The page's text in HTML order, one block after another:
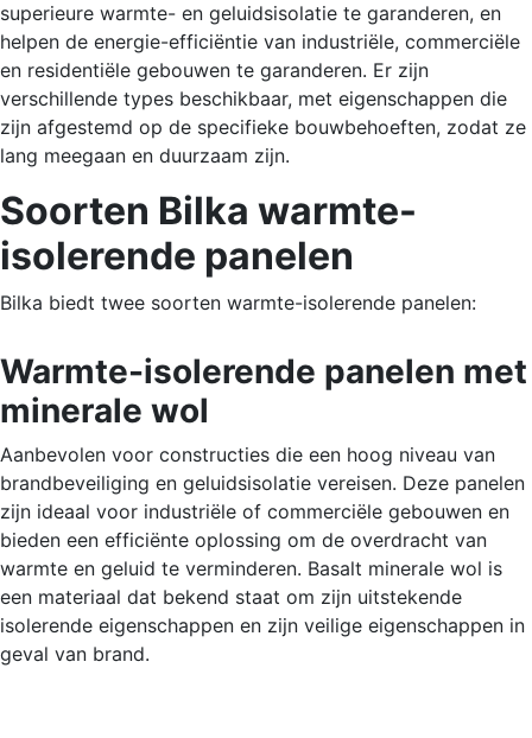
superieure warmte- en geluidsisolatie te garanderen, en
helpen de energie-efficiëntie van industriële, commerciële
en residentiële gebouwen te garanderen. Er zijn
verschillende types beschikbaar, met eigenschappen die
zijn afgestemd op de specifieke bouwbehoeften, zodat ze
lang meegaan en duurzaam zijn.
Soorten Bilka warmte-
isolerende panelen
Bilka biedt twee soorten warmte-isolerende panelen:
Warmte-isolerende panelen met
minerale wol
Aanbevolen voor constructies die een hoog niveau van
brandbeveiliging en geluidsisolatie vereisen. Deze panelen
zijn ideaal voor industriële of commerciële gebouwen en
bieden een efficiënte oplossing om de overdracht van
warmte en geluid te verminderen. Basalt minerale wol is
een materiaal dat bekend staat om zijn uitstekende
isolerende eigenschappen en zijn veilige eigenschappen in
geval van brand.